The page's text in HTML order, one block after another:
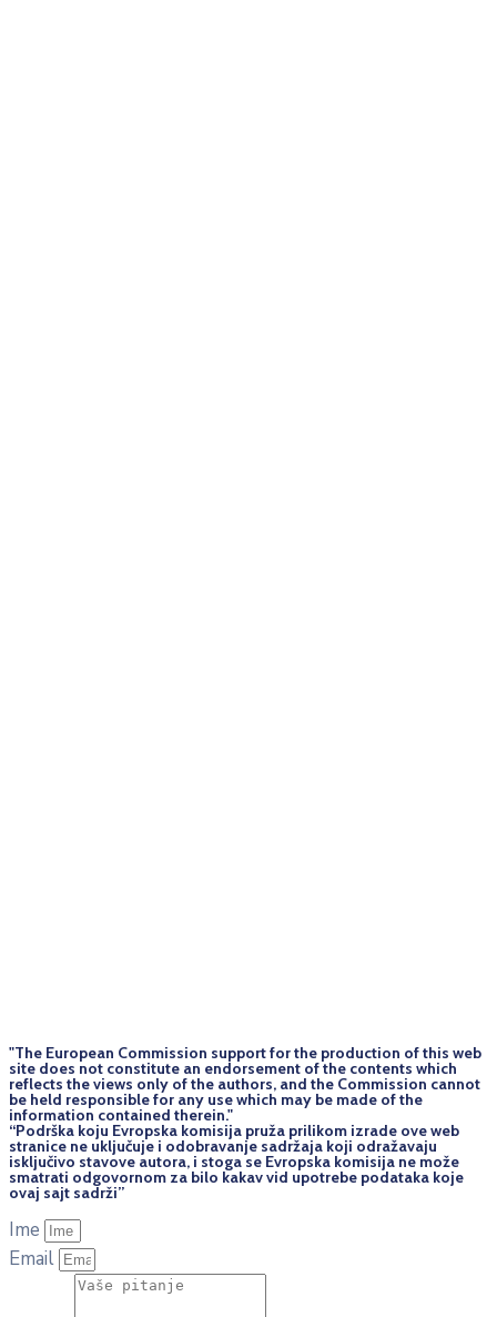
"The European Commission support for the production of this web
site does not constitute an endorsement of the contents which
reflects the views only of the authors, and the Commission cannot
be held responsi­ble for any use which may be made of the
information contained therein."
“Podrška koju Evropska komisija pruža prilikom izrade ove web
stranice ne uključuje i odobravanje sadržaja koji odražavaju
isključivo stavove autora, i stoga se Evropska komisija ne može
smatrati odgovornom za bilo kakav vid upotrebe podataka koje
ovaj sajt sadrži”
Ime
Email